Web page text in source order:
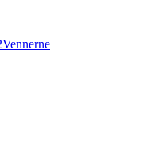
Vennerne